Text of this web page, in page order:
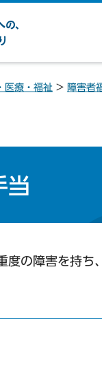
医療・福祉 > 障害者
当
の障害を持ち